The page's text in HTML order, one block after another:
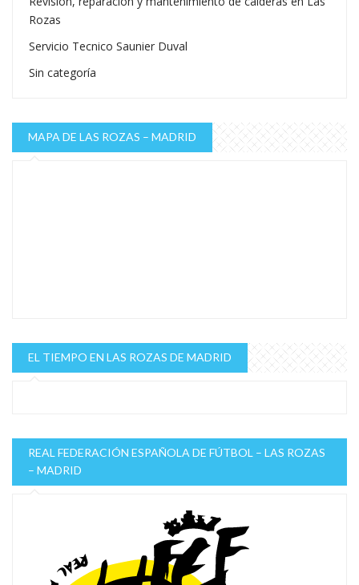
Rozas
Servicio Tecnico Saunier Duval
Sin categoría
MAPA DE LAS ROZAS – MADRID
EL TIEMPO EN LAS ROZAS DE MADRID
REAL FEDERACIÓN ESPAÑOLA DE FÚTBOL – LAS ROZAS
– MADRID